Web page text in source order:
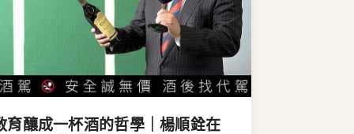
育釀成一杯酒的哲學｜楊順銓在